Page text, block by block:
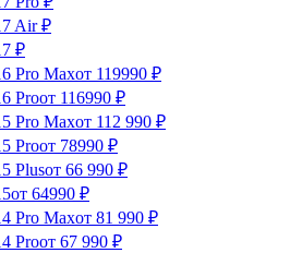
Air₽
₽
Pro Maxот 119990 ₽
Proот 116990 ₽
Pro Maxот 112 990 ₽
Proот 78990 ₽
Plusот 66 990 ₽
от 64990 ₽
Pro Maxот 81 990 ₽
Proот 67 990 ₽